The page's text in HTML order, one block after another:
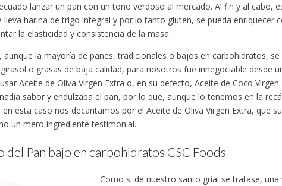
lanzar un pan con un tono verdoso al mercado. Al fin y al cabo,
lleva harina de trigo integral y por lo tanto gluten, se pueda enriquecer
la elasticidad y consistencia de la masa.
aunque la mayoría de panes, tradicionales o bajos en carbohidratos,
o grasas de baja calidad, para nosotros fue innegociable desde
Aceite de Oliva Virgen Extra o, en su defecto, Aceite de Coco
sabor y endulzaba el pan, por lo que, aunque lo tenemos en la
esta caso nos decantamos por el Aceite de Oliva Virgen Extra, que
un mero ingrediente testimonial.
del Pan bajo en carbohidratos CSC Foods
Como si de nuestro santo grial se tratase, una